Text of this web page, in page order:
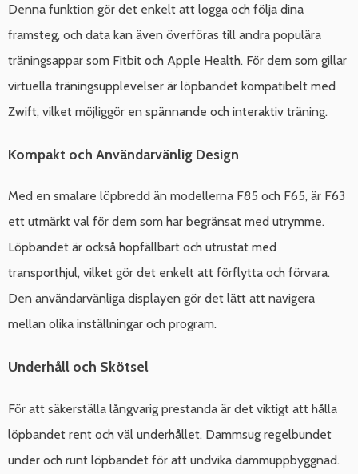
Denna funktion gör det enkelt att logga och följa dina
framsteg, och data kan även överföras till andra populära
träningsappar som Fitbit och Apple Health. För dem som gillar
virtuella träningsupplevelser är löpbandet kompatibelt med
Zwift, vilket möjliggör en spännande och interaktiv träning.
Kompakt och Användarvänlig Design
Med en smalare löpbredd än modellerna F85 och F65, är F63
ett utmärkt val för dem som har begränsat med utrymme.
Löpbandet är också hopfällbart och utrustat med
transporthjul, vilket gör det enkelt att förflytta och förvara.
Den användarvänliga displayen gör det lätt att navigera
mellan olika inställningar och program.
Underhåll och Skötsel
För att säkerställa långvarig prestanda är det viktigt att hålla
löpbandet rent och väl underhållet. Dammsug regelbundet
under och runt löpbandet för att undvika dammuppbyggnad.